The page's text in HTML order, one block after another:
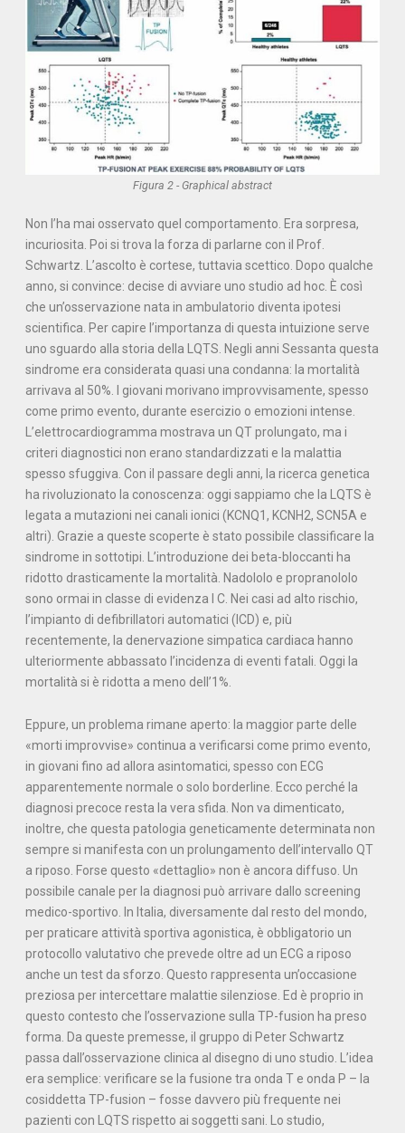
Figura 2 - Graphical abstract
Non l’ha mai osservato quel comportamento. Era sorpresa,
incuriosita. Poi si trova la forza di parlarne con il Prof.
Schwartz. L’ascolto è cortese, tuttavia scettico. Dopo qualche
anno, si convince: decise di avviare uno studio ad hoc. È così
che un’osservazione nata in ambulatorio diventa ipotesi
scientifica. Per capire l’importanza di questa intuizione serve
uno sguardo alla storia della LQTS. Negli anni Sessanta questa
sindrome era considerata quasi una condanna: la mortalità
arrivava al 50%. I giovani morivano improvvisamente, spesso
come primo evento, durante esercizio o emozioni intense.
L’elettrocardiogramma mostrava un QT prolungato, ma i
criteri diagnostici non erano standardizzati e la malattia
spesso sfuggiva. Con il passare degli anni, la ricerca genetica
ha rivoluzionato la conoscenza: oggi sappiamo che la LQTS è
legata a mutazioni nei canali ionici (KCNQ1, KCNH2, SCN5A e
altri). Grazie a queste scoperte è stato possibile classificare la
sindrome in sottotipi. L’introduzione dei beta-bloccanti ha
ridotto drasticamente la mortalità. Nadololo e propranololo
sono ormai in classe di evidenza I C. Nei casi ad alto rischio,
l’impianto di defibrillatori automatici (ICD) e, più
recentemente, la denervazione simpatica cardiaca hanno
ulteriormente abbassato l’incidenza di eventi fatali. Oggi la
mortalità si è ridotta a meno dell’1%.
Eppure, un problema rimane aperto: la maggior parte delle
«morti improvvise» continua a verificarsi come primo evento,
in giovani fino ad allora asintomatici, spesso con ECG
apparentemente normale o solo borderline. Ecco perché la
diagnosi precoce resta la vera sfida. Non va dimenticato,
inoltre, che questa patologia geneticamente determinata non
sempre si manifesta con un prolungamento dell’intervallo QT
a riposo. Forse questo «dettaglio» non è ancora diffuso. Un
possibile canale per la diagnosi può arrivare dallo screening
medico-sportivo. In Italia, diversamente dal resto del mondo,
per praticare attività sportiva agonistica, è obbligatorio un
protocollo valutativo che prevede oltre ad un ECG a riposo
anche un test da sforzo. Questo rappresenta un’occasione
preziosa per intercettare malattie silenziose. Ed è proprio in
questo contesto che l’osservazione sulla TP-fusion ha preso
forma. Da queste premesse, il gruppo di Peter Schwartz
passa dall’osservazione clinica al disegno di uno studio. L’idea
era semplice: verificare se la fusione tra onda T e onda P – la
cosiddetta TP-fusion – fosse davvero più frequente nei
pazienti con LQTS rispetto ai soggetti sani. Lo studio,